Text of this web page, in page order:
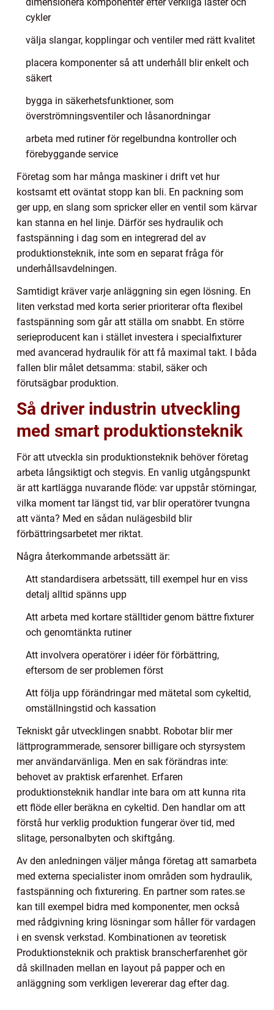
dimensionera komponenter efter verkliga laster och
cykler
välja slangar, kopplingar och ventiler med rätt kvalitet
placera komponenter så att underhåll blir enkelt och
säkert
bygga in säkerhetsfunktioner, som
överströmningsventiler och låsanordningar
arbeta med rutiner för regelbundna kontroller och
förebyggande service
Företag som har många maskiner i drift vet hur
kostsamt ett oväntat stopp kan bli. En packning som
ger upp, en slang som spricker eller en ventil som kärvar
kan stanna en hel linje. Därför ses hydraulik och
fastspänning i dag som en integrerad del av
produktionsteknik, inte som en separat fråga för
underhållsavdelningen.
Samtidigt kräver varje anläggning sin egen lösning. En
liten verkstad med korta serier prioriterar ofta flexibel
fastspänning som går att ställa om snabbt. En större
serieproducent kan i stället investera i specialfixturer
med avancerad hydraulik för att få maximal takt. I båda
fallen blir målet detsamma: stabil, säker och
förutsägbar produktion.
Så driver industrin utveckling
med smart produktionsteknik
För att utveckla sin produktionsteknik behöver företag
arbeta långsiktigt och stegvis. En vanlig utgångspunkt
är att kartlägga nuvarande flöde: var uppstår störningar,
vilka moment tar längst tid, var blir operatörer tvungna
att vänta? Med en sådan nulägesbild blir
förbättringsarbetet mer riktat.
Några återkommande arbetssätt är:
Att standardisera arbetssätt, till exempel hur en viss
detalj alltid spänns upp
Att arbeta med kortare ställtider genom bättre fixturer
och genomtänkta rutiner
Att involvera operatörer i idéer för förbättring,
eftersom de ser problemen först
Att följa upp förändringar med mätetal som cykeltid,
omställningstid och kassation
Tekniskt går utvecklingen snabbt. Robotar blir mer
lättprogrammerade, sensorer billigare och styrsystem
mer användarvänliga. Men en sak förändras inte:
behovet av praktisk erfarenhet. Erfaren
produktionsteknik handlar inte bara om att kunna rita
ett flöde eller beräkna en cykeltid. Den handlar om att
förstå hur verklig produktion fungerar över tid, med
slitage, personalbyten och skiftgång.
Av den anledningen väljer många företag att samarbeta
med externa specialister inom områden som hydraulik,
fastspänning och fixturering. En partner som rates.se
kan till exempel bidra med komponenter, men också
med rådgivning kring lösningar som håller för vardagen
i en svensk verkstad. Kombinationen av teoretisk
Produktionsteknik och praktisk branscherfarenhet gör
då skillnaden mellan en layout på papper och en
anläggning som verkligen levererar dag efter dag.